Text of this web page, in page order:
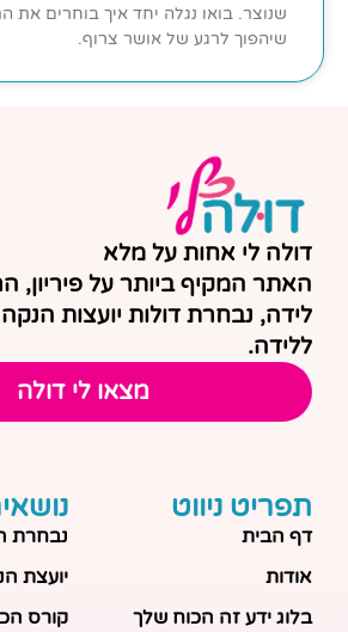
שנוצר. בואו נגלה יחד איך בוחרים את
שיהפוך לרגע של אושר צרוף.
דולה לי אחות על מלא
האתר המקיף ביותר על פיריון,
לידה, נבחרת דולות יועצות
ללידה.
מצאו לי דולה
תפריט ניווט
דף הבית
אודות
בלוג ידע זה הכוח שלך
נבחרת
יועצת
קורס